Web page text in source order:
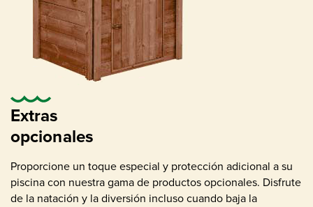
Extras
opcionales
Proporcione un toque especial y protección adicional a su
piscina con nuestra gama de productos opcionales. Disfrute
de la natación y la diversión incluso cuando baja la